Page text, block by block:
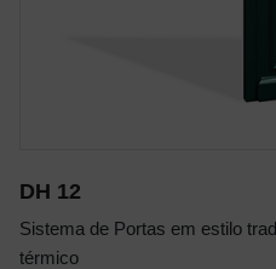
DH 12
Sistema de Portas em estilo
térmico